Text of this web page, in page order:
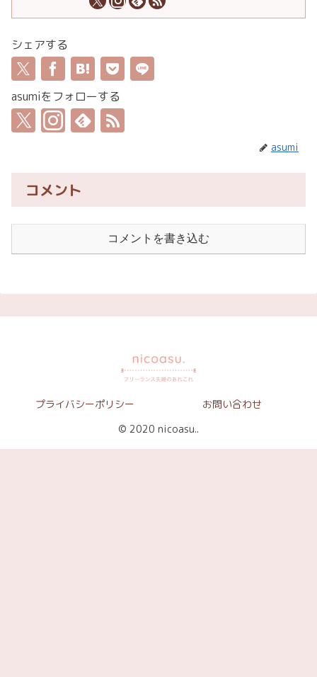
シェアする
asumiをフォローする
asumi
コメント
コメントを書き込む
プライバシーポリシー
お問い合わせ
© 2020 nicoasu..